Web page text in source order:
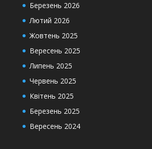
Березень 2026
Лютий 2026
Жовтень 2025
Вересень 2025
Липень 2025
Червень 2025
Квітень 2025
Березень 2025
Вересень 2024